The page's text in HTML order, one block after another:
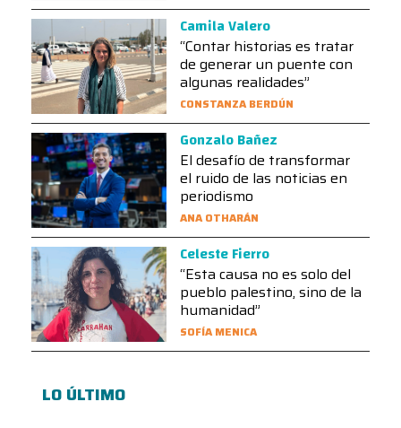
Camila Valero
“Contar historias es tratar
de generar un puente con
algunas realidades”
CONSTANZA BERDÚN
Gonzalo Bañez
El desafío de transformar
el ruido de las noticias en
periodismo
ANA OTHARÁN
Celeste Fierro
“Esta causa no es solo del
pueblo palestino, sino de la
humanidad”
SOFÍA MENICA
LO ÚLTIMO